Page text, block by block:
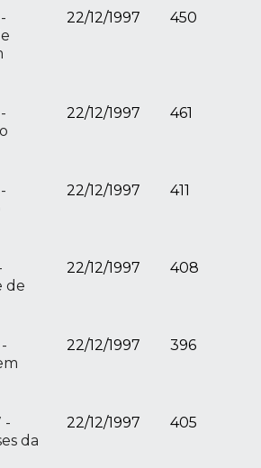
22/12/1997 450
22/12/1997 461
22/12/1997 411
de
22/12/1997 408
22/12/1997 396
-
da
22/12/1997 405